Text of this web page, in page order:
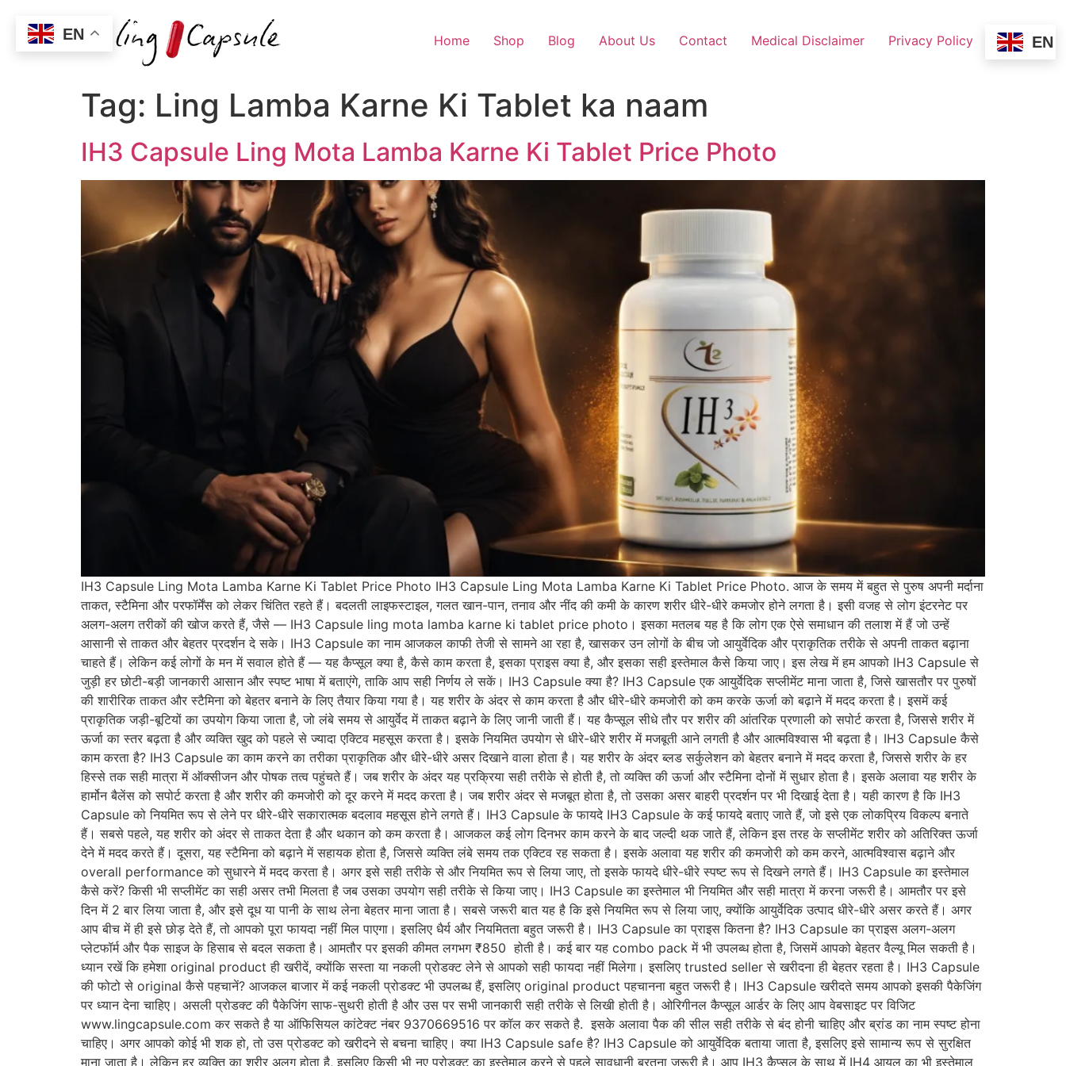
Home Shop Blog About Us Contact Medical Disclaimer Privacy Policy EN
Tag: Ling Lamba Karne Ki Tablet ka naam
IH3 Capsule Ling Mota Lamba Karne Ki Tablet Price Photo
IH3 Capsule Ling Mota Lamba Karne Ki Tablet Price Photo IH3 Capsule Ling Mota Lamba Karne Ki Tablet Price Photo. आज के समय में बहुत से पुरुष अपनी मर्दाना
ताकत, स्टैमिना और परफॉर्मेंस को लेकर चिंतित रहते हैं। बदलती लाइफस्टाइल, गलत खान-पान, तनाव और नींद की कमी के कारण शरीर धीरे-धीरे कमजोर होने लगता है। इसी वजह से लोग इंटरनेट पर
अलग-अलग तरीकों की खोज करते हैं, जैसे — IH3 Capsule ling mota lamba karne ki tablet price photo। इसका मतलब यह है कि लोग एक ऐसे समाधान की तलाश में हैं जो उन्हें
आसानी से ताकत और बेहतर प्रदर्शन दे सके। IH3 Capsule का नाम आजकल काफी तेजी से सामने आ रहा है, खासकर उन लोगों के बीच जो आयुर्वेदिक और प्राकृतिक तरीके से अपनी ताकत बढ़ाना
चाहते हैं। लेकिन कई लोगों के मन में सवाल होते हैं — यह कैप्सूल क्या है, कैसे काम करता है, इसका प्राइस क्या है, और इसका सही इस्तेमाल कैसे किया जाए। इस लेख में हम आपको IH3 Capsule से
जुड़ी हर छोटी-बड़ी जानकारी आसान और स्पष्ट भाषा में बताएंगे, ताकि आप सही निर्णय ले सकें। IH3 Capsule क्या है? IH3 Capsule एक आयुर्वेदिक सप्लीमेंट माना जाता है, जिसे खासतौर पर पुरुषों
की शारीरिक ताकत और स्टैमिना को बेहतर बनाने के लिए तैयार किया गया है। यह शरीर के अंदर से काम करता है और धीरे-धीरे कमजोरी को कम करके ऊर्जा को बढ़ाने में मदद करता है। इसमें कई
प्राकृतिक जड़ी-बूटियों का उपयोग किया जाता है, जो लंबे समय से आयुर्वेद में ताकत बढ़ाने के लिए जानी जाती हैं। यह कैप्सूल सीधे तौर पर शरीर की आंतरिक प्रणाली को सपोर्ट करता है, जिससे शरीर में
ऊर्जा का स्तर बढ़ता है और व्यक्ति खुद को पहले से ज्यादा एक्टिव महसूस करता है। इसके नियमित उपयोग से धीरे-धीरे शरीर में मजबूती आने लगती है और आत्मविश्वास भी बढ़ता है। IH3 Capsule कैसे
काम करता है? IH3 Capsule का काम करने का तरीका प्राकृतिक और धीरे-धीरे असर दिखाने वाला होता है। यह शरीर के अंदर ब्लड सर्कुलेशन को बेहतर बनाने में मदद करता है, जिससे शरीर के हर
हिस्से तक सही मात्रा में ऑक्सीजन और पोषक तत्व पहुंचते हैं। जब शरीर के अंदर यह प्रक्रिया सही तरीके से होती है, तो व्यक्ति की ऊर्जा और स्टैमिना दोनों में सुधार होता है। इसके अलावा यह शरीर के
हार्मोन बैलेंस को सपोर्ट करता है और शरीर की कमजोरी को दूर करने में मदद करता है। जब शरीर अंदर से मजबूत होता है, तो उसका असर बाहरी प्रदर्शन पर भी दिखाई देता है। यही कारण है कि IH3
Capsule को नियमित रूप से लेने पर धीरे-धीरे सकारात्मक बदलाव महसूस होने लगते हैं। IH3 Capsule के फायदे IH3 Capsule के कई फायदे बताए जाते हैं, जो इसे एक लोकप्रिय विकल्प बनाते
हैं। सबसे पहले, यह शरीर को अंदर से ताकत देता है और थकान को कम करता है। आजकल कई लोग दिनभर काम करने के बाद जल्दी थक जाते हैं, लेकिन इस तरह के सप्लीमेंट शरीर को अतिरिक्त ऊर्जा
देने में मदद करते हैं। दूसरा, यह स्टैमिना को बढ़ाने में सहायक होता है, जिससे व्यक्ति लंबे समय तक एक्टिव रह सकता है। इसके अलावा यह शरीर की कमजोरी को कम करने, आत्मविश्वास बढ़ाने और
overall performance को सुधारने में मदद करता है। अगर इसे सही तरीके से और नियमित रूप से लिया जाए, तो इसके फायदे धीरे-धीरे स्पष्ट रूप से दिखने लगते हैं। IH3 Capsule का इस्तेमाल
कैसे करें? किसी भी सप्लीमेंट का सही असर तभी मिलता है जब उसका उपयोग सही तरीके से किया जाए। IH3 Capsule का इस्तेमाल भी नियमित और सही मात्रा में करना जरूरी है। आमतौर पर इसे
दिन में 2 बार लिया जाता है, और इसे दूध या पानी के साथ लेना बेहतर माना जाता है। सबसे जरूरी बात यह है कि इसे नियमित रूप से लिया जाए, क्योंकि आयुर्वेदिक उत्पाद धीरे-धीरे असर करते हैं। अगर
आप बीच में ही इसे छोड़ देते हैं, तो आपको पूरा फायदा नहीं मिल पाएगा। इसलिए धैर्य और नियमितता बहुत जरूरी है। IH3 Capsule का प्राइस कितना है? IH3 Capsule का प्राइस अलग-अलग
प्लेटफॉर्म और पैक साइज के हिसाब से बदल सकता है। आमतौर पर इसकी कीमत लगभग ₹850 होती है। कई बार यह combo pack में भी उपलब्ध होता है, जिसमें आपको बेहतर वैल्यू मिल सकती है।
ध्यान रखें कि हमेशा original product ही खरीदें, क्योंकि सस्ता या नकली प्रोडक्ट लेने से आपको सही फायदा नहीं मिलेगा। इसलिए trusted seller से खरीदना ही बेहतर रहता है। IH3 Capsule
की फोटो से original कैसे पहचानें? आजकल बाजार में कई नकली प्रोडक्ट भी उपलब्ध हैं, इसलिए original product पहचानना बहुत जरूरी है। IH3 Capsule खरीदते समय आपको इसकी पैकेजिंग
पर ध्यान देना चाहिए। असली प्रोडक्ट की पैकेजिंग साफ-सुथरी होती है और उस पर सभी जानकारी सही तरीके से लिखी होती है। ओरिगीनल कैप्सूल आर्डर के लिए आप वेबसाइट पर विजिट
www.lingcapsule.com कर सकते है या ऑफिसियल कांटेक्ट नंबर 9370669516 पर कॉल कर सकते है. इसके अलावा पैक की सील सही तरीके से बंद होनी चाहिए और ब्रांड का नाम स्पष्ट होना
चाहिए। अगर आपको कोई भी शक हो, तो उस प्रोडक्ट को खरीदने से बचना चाहिए। क्या IH3 Capsule safe है? IH3 Capsule को आयुर्वेदिक बताया जाता है, इसलिए इसे सामान्य रूप से सुरक्षित
माना जाता है। लेकिन हर व्यक्ति का शरीर अलग होता है, इसलिए किसी भी नए प्रोडक्ट का इस्तेमाल करने से पहले सावधानी बरतना जरूरी है। आप IH3 कैप्सूल के साथ में IH4 आयल का भी इस्तेमाल
EN